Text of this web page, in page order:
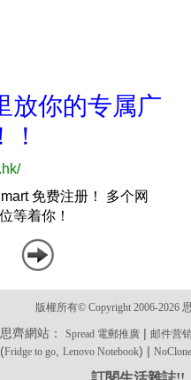
版權所有© Copyright 2006-2026
思齊網站：Spread 電郵推廣 |邮件营
(Fridge to go ,Lenovo Notebook) |